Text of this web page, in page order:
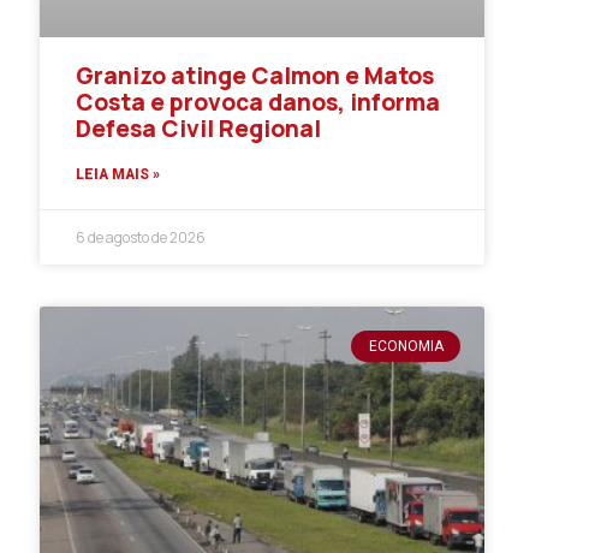
Granizo atinge Calmon e Matos
Costa e provoca danos, informa
Defesa Civil Regional
LEIA MAIS »
6 de agosto de 2026
ECONOMIA